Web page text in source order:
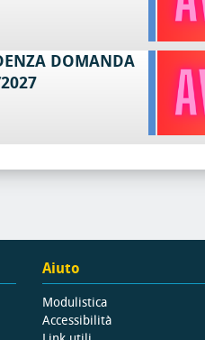
DOMANDA
Aiuto
Modulistica
Accessibilità